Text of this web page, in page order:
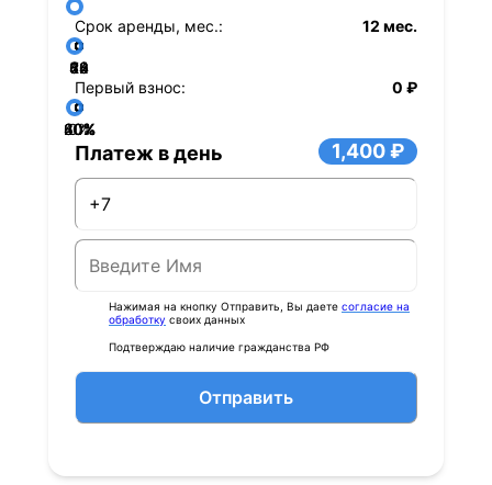
Срок аренды, мес.: 12 мес.
12
24
36
48
60
72
84
Первый взнос:
0 ₽
0%
20%
40%
60%
80%
Платеж в день 1,400 ₽
Нажимая на кнопку Отправить, Вы даете согласие на
обработку своих данных
Подтверждаю наличие гражданства РФ
Отправить